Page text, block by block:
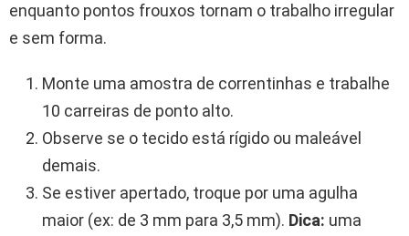
enquanto pontos frouxos tornam o trabalho irregular
e sem forma.
Monte uma amostra de correntinhas e trabalhe
10 carreiras de ponto alto.
Observe se o tecido está rígido ou maleável
demais.
Se estiver apertado, troque por uma agulha
maior (ex: de 3 mm para 3,5 mm). Dica: uma